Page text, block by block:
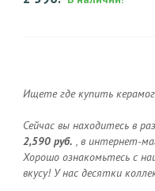
Ищете где купить
Сейчас вы находитесь в
2,590 руб. , в интернет-
Хорошо ознакомьтесь с
вкусу! У нас десятки